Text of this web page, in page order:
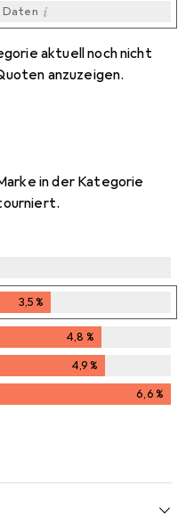
Daten i
aktuell noch nicht
anzuzeigen.
in der Kategorie
3,5%
4,8 %
4,9%
6,6%